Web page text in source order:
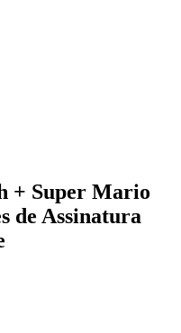
+ Super Mario
de Assinatura